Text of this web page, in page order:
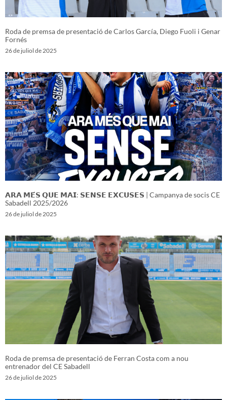
Roda de premsa de presentació de Carlos García, Diego Fuoli i Genar
Fornés
26 de juliol de 2025
𝗔𝗥𝗔 𝗠𝗘́𝗦 𝗤𝗨𝗘 𝗠𝗔𝗜: 𝗦𝗘𝗡𝗦𝗘 𝗘𝗫𝗖𝗨𝗦𝗘𝗦 | Campanya de socis CE
Sabadell 2025/2026
26 de juliol de 2025
Roda de premsa de presentació de Ferran Costa com a nou
entrenador del CE Sabadell
26 de juliol de 2025